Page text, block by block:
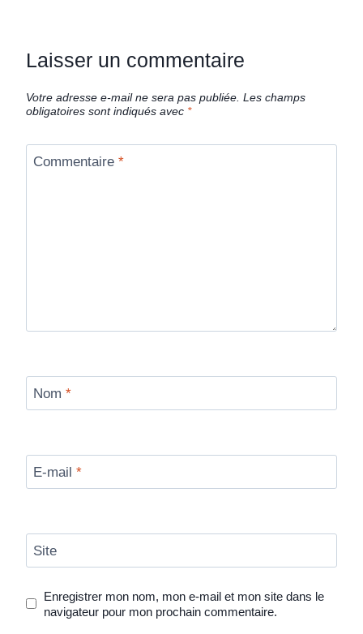
Laisser un commentaire
Votre adresse e-mail ne sera pas publiée. Les champs
obligatoires sont indiqués avec *
Commentaire *
Nom *
E-mail *
Site
Enregistrer mon nom, mon e-mail et mon site dans le
navigateur pour mon prochain commentaire.